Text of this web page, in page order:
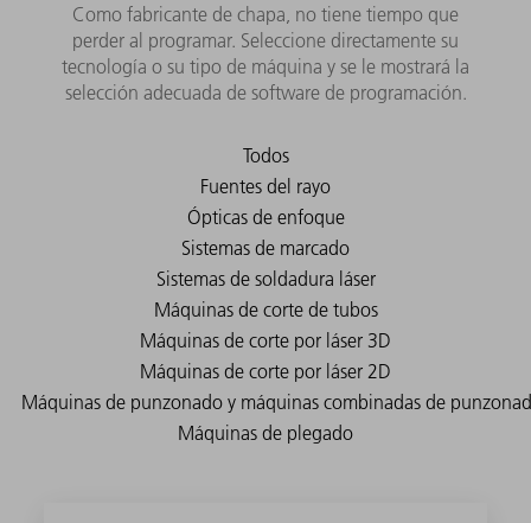
Como fabricante de chapa, no tiene tiempo que
perder al programar. Seleccione directamente su
tecnología o su tipo de máquina y se le mostrará la
selección adecuada de software de programación.